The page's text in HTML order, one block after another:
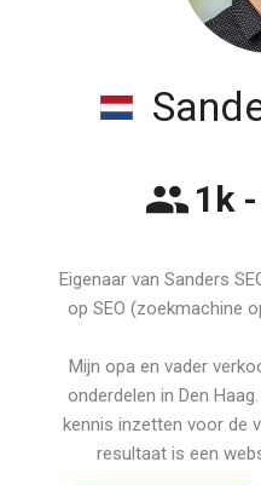
1k
Eigenaar van Sanders
op SEO (zoekmachine
Mijn opa en vader
onderdelen in Den
kennis inzetten voor de
resultaat is een